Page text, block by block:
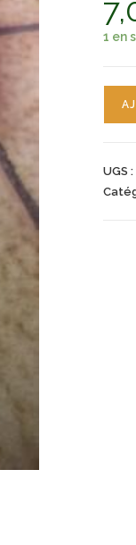
1 en
UGS :